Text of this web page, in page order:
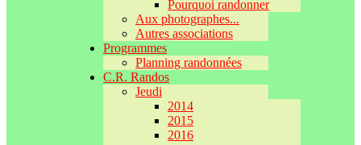
Pourquoi randonner
Aux photographes...
Autres associations
Programmes
Planning randonnées
C.R. Randos
Jeudi
2014
2015
2016